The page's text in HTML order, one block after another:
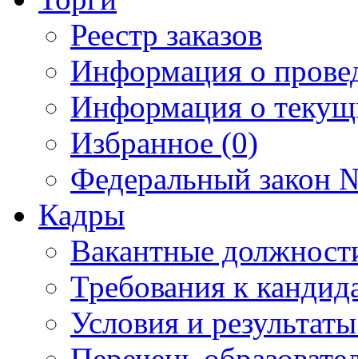
Реестр заказов
Информация о
Информация о
Избранное (0)
Федеральный закон
Кадры
Вакантные
Требования к
Условия и